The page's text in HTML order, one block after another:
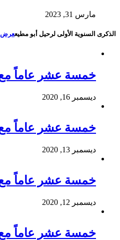
مارس 31, 2023
الذكرى السنوية الأولى لرحيل أبو مطيععرض
خمسة عشر عاماً مع
ديسمبر 16, 2020
خمسة عشر عاماً مع
ديسمبر 13, 2020
خمسة عشر عاماً مع
ديسمبر 12, 2020
خمسة عشر عاماً مع